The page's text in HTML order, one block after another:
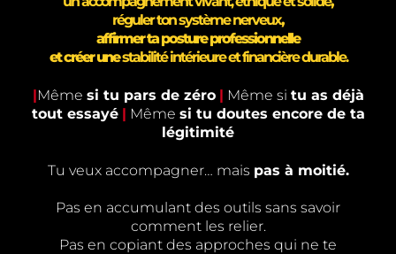
réguler ton système nerveux,
affirmer ta posture professionnelle
et créer unestabilité intérieure et financière durable.
|Même si tu pars de zéro | Même si tu as déjà
tout essayé | Même si tu doutes encore de ta
légitimité
Tu veux accompagner… mais pas à moitié.
Pas en accumulant des outils sans savoir
comment les relier.
Pas en copiant des approches qui ne te